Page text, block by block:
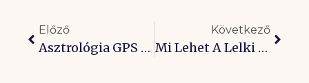
Előző
Asztrológia GPS Áprilisra: Találkozás Önmagunkkal És A Változtatással!
Következő
Mi Lehet A Lelki Oka A Koronavírusnak?